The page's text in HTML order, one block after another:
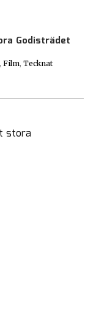
Godisträdet
, Film, Tecknat
stora